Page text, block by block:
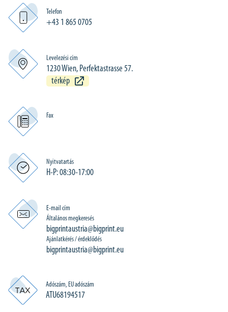
Telefon
+43 1 865 0705
Levelezési cím
1230 Wien, Perfektastrasse 57.
térkép
Fax
Nyitvatartás
H-P: 08:30-17:00
E-mail cím
Általános megkeresés
bigprintaustria@bigprint.eu
Ajánlatkérés / érdeklődés
bigprintaustria@bigprint.eu
Adószám, EU adószám
ATU68194517